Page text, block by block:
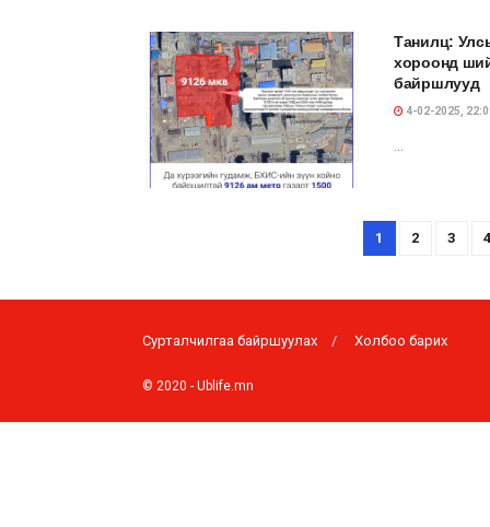
Танилц:
хороонд
байршлууд
4-02-2025,
...
1 2 3
Сурталчилгаа байршуулах Холбоо барих
© 2020 - Ublife.mn